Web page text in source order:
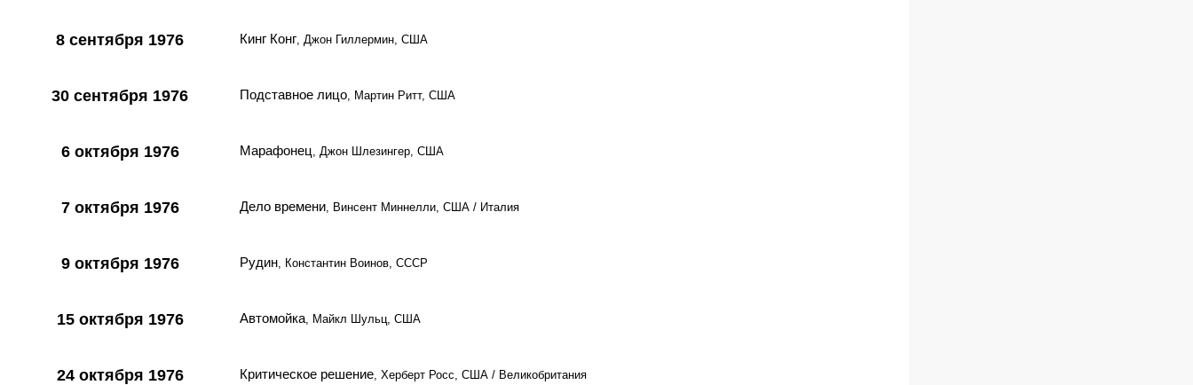
8 сентября 1976 Кинг Конг, Джон Гиллермин, США
30 сентября 1976 Подставное лицо, Мартин Ритт, США
6 октября 1976 Марафонец, Джон Шлезингер, США
7 октября 1976 Дело времени, Винсент Миннелли, США / Италия
9 октября 1976 Рудин, Константин Воинов, СССР
15 октября 1976 Автомойка, Майкл Шульц, США
24 октября 1976 Критическое решение, Херберт Росс, США / Великобритания